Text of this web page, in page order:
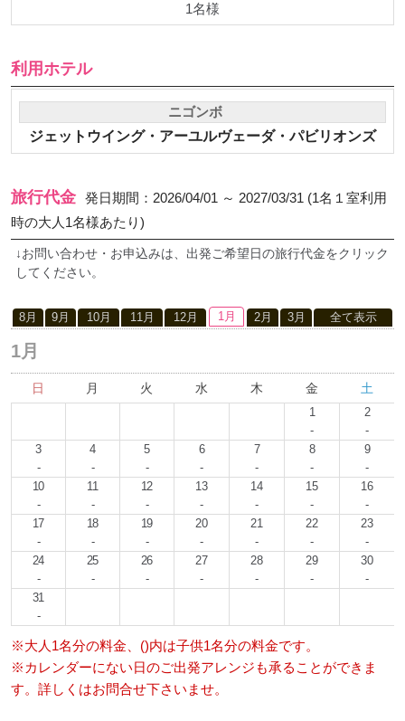
1名様
利用ホテル
ニゴンボ
ジェットウイング・アーユルヴェーダ・パビリオンズ
旅行代金 発日期間：2026/04/01 ～ 2027/03/31 (1名１室利用
時の大人1名様あたり)
↓お問い合わせ・お申込みは、出発ご希望日の旅行代金をクリック
してください。
8月 9月 10月 11月 12月 1月 2月 3月 全て表示
1月
日 月 火 水 木 金 土
1
-
2
-
3
-
4
-
5
-
6
-
7
-
8
-
9
-
10
-
11
-
12
-
13
-
14
-
15
-
16
-
17
-
18
-
19
-
20
-
21
-
22
-
23
-
24
-
25
-
26
-
27
-
28
-
29
-
30
-
31
-
※大人1名分の料金、()内は子供1名分の料金です。
※カレンダーにない日のご出発アレンジも承ることができま
す。詳しくはお問合せ下さいませ。